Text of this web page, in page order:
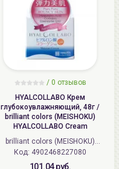
/ 0 отзывов
HYALCOLLABO Крем
глубокоувлажняющий, 48г /
brilliant colors (MEISHOKU)
HYALCOLLABO Cream
brilliant colors (MEISHOKU)
(Япония)
Код: 4902468227080
101.04 руб.